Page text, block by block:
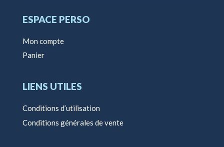
ESPACE PERSO
Mon compte
Panier
LIENS UTILES
Conditions d’utilisation
Conditions générales de vente